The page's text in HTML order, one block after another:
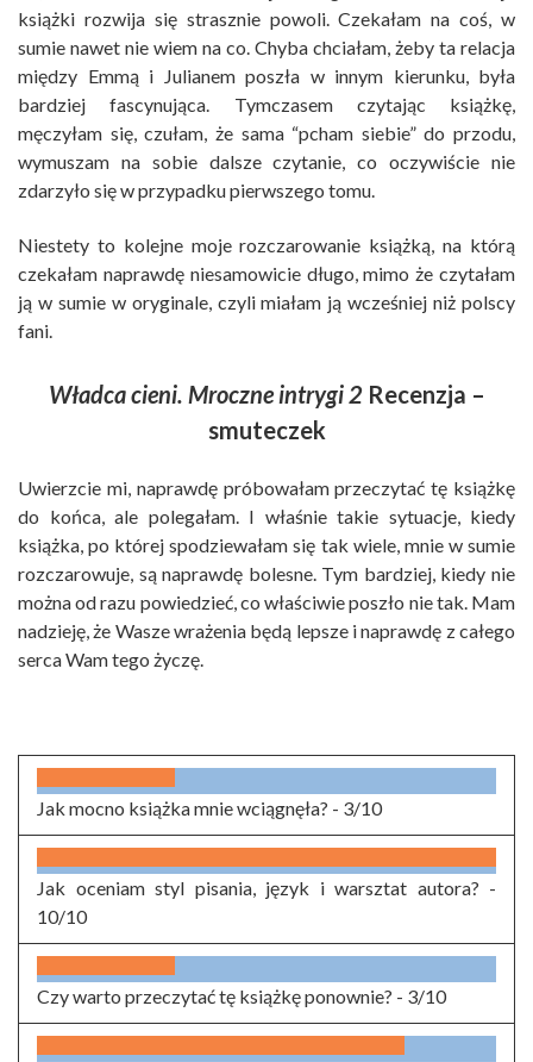
książki rozwija się strasznie powoli. Czekałam na coś, w
sumie nawet nie wiem na co. Chyba chciałam, żeby ta relacja
między Emmą i Julianem poszła w innym kierunku, była
bardziej fascynująca. Tymczasem czytając książkę,
męczyłam się, czułam, że sama “pcham siebie” do przodu,
wymuszam na sobie dalsze czytanie, co oczywiście nie
zdarzyło się w przypadku pierwszego tomu.
Niestety to kolejne moje rozczarowanie książką, na którą
czekałam naprawdę niesamowicie długo, mimo że czytałam
ją w sumie w oryginale, czyli miałam ją wcześniej niż polscy
fani.
Władca cieni. Mroczne intrygi 2Recenzja –
smuteczek
Uwierzcie mi, naprawdę próbowałam przeczytać tę książkę
do końca, ale polegałam. I właśnie takie sytuacje, kiedy
książka, po której spodziewałam się tak wiele, mnie w sumie
rozczarowuje, są naprawdę bolesne. Tym bardziej, kiedy nie
można od razu powiedzieć, co właściwie poszło nie tak. Mam
nadzieję, że Wasze wrażenia będą lepsze i naprawdę z całego
serca Wam tego życzę.
Jak mocno książka mnie wciągnęła? - 3/10
Jak oceniam styl pisania, język i warsztat autora? -
10/10
Czy warto przeczytać tę książkę ponownie? - 3/10